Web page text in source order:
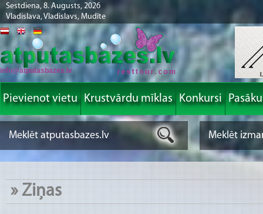
Sestdiena, 8. Augusts, 2026
Vladislava, Vladislavs, Mudīte
info@atputasbazes.lv
Pievienot vietu Krustvārdu mīklas Konkursi
» Ziņas